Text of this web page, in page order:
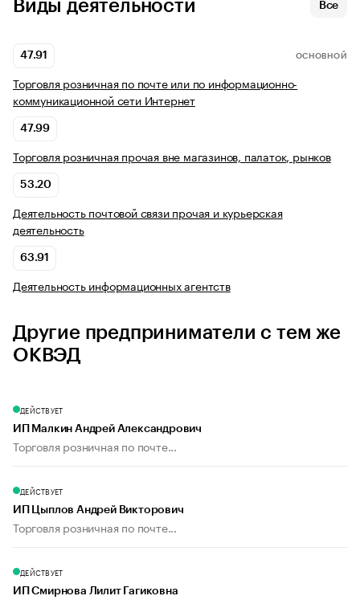
Виды деятельности Все
47.91 ОСНОВНОЙ
Торговля розничная по почте или по информационно-
коммуникационной сети Интернет
47.99
Торговля розничная прочая вне магазинов, палаток, рынков
53.20
Деятельность почтовой связи прочая и курьерская
деятельность
63.91
Деятельность информационных агентств
Другие предприниматели с тем же
ОКВЭД
ДЕЙСТВУЕТ
ИП Малкин Андрей Александрович
Торговля розничная по почте...
ДЕЙСТВУЕТ
ИП Цыплов Андрей Викторович
Торговля розничная по почте...
ДЕЙСТВУЕТ
ИП Смирнова Лилит Гагиковна